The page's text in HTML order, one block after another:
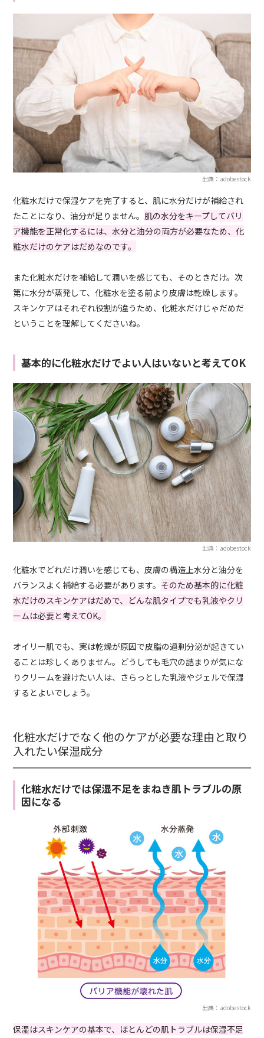
出典：adobestock
化粧水だけで保湿ケアを完了すると、肌に水分だけが補給され
たことになり、油分が足りません。 肌の水分をキープしてバリ
ア機能を正常化するには、水分と油分の両方が必要なため、化
粧水だけのケアはだめなのです。
また化粧水だけを補給して潤いを感じても、そのときだけ。次
第に水分が蒸発して、化粧水を塗る前より皮膚は乾燥します。
スキンケアはそれぞれ役割が違うため、化粧水だけじゃだめだ
ということを理解してくださいね。
基本的に化粧水だけでよい人はいないと考えてOK
出典：adobestock
化粧水でどれだけ潤いを感じても、皮膚の構造上水分と油分を
バランスよく補給する必要があります。 そのため基本的に化粧
水だけのスキンケアはだめで、どんな肌タイプでも乳液やクリ
ームは必要と考えてOK。
オイリー肌でも、実は乾燥が原因で皮脂の過剰分泌が起きてい
ることは珍しくありません。どうしても毛穴の詰まりが気にな
りクリームを避けたい人は、さらっとした乳液やジェルで保湿
するとよいでしょう。
化粧水だけでなく他のケアが必要な理由と取り
入れたい保湿成分
化粧水だけでは保湿不足をまねき肌トラブルの原
因になる
出典：adobestock
保湿はスキンケアの基本で、ほとんどの肌トラブルは保湿不足